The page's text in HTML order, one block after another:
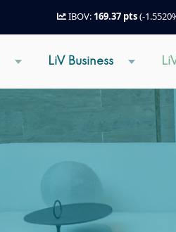
IBOV: 169.37 pts(-
LiV Business